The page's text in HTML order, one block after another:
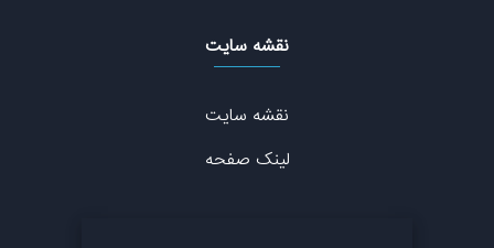
نقشه سایت
نقشه سایت
لینک صفحه